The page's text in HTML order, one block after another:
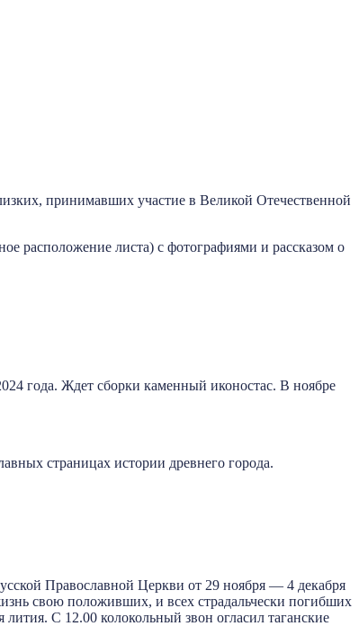
принимавших участие в Великой Отечественной
расположение листа) с фотографиями и рассказом о
года. Ждет сборки каменный иконостас. В ноябре
страницах истории древнего города.
Православной Церкви от 29 ноября — 4 декабря
свою положивших, и всех страдальчески погибших
С 12.00 колокольный звон огласил таганские